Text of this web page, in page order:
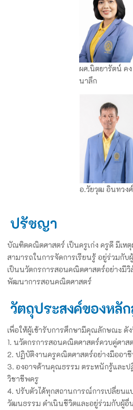
ผศ.นิตยารัตน์ คง
นาลึก
อ.วัยวุฒ อินทวงศ์
ปรัชญา
บัณฑิตคณิตศาสตร์ เป็นครูเก่ง ครูดี มีเห
สามารถในการจัดการเรียนรู้ อยู่ร่วมกับ
เป็นนวัตกรการสอนคณิตศาสตร์อย่างมี
พัฒนาการสอนคณิตศาสตร์
วัตถุประสงค์ของหลั
เพื่อให้ผู้เข้ารับการศึกษามีคุณลักษณะ ดั
1. นวัตกรการสอนคณิตศาสตร์ควบคู่ศาส
2. ปฏิบัติงานครูคณิตศาสตร์อย่างมืออา
3. องอาจด้านคุณธรรม ตระหนักรู้และ
วิชาชีพครู
4. ปรับตัวได้ทุกสถานการณ์การเปลี่ยนแ
วัฒนธรรม ดำเนินชีวิตและอยู่ร่วมกับผู้อื่